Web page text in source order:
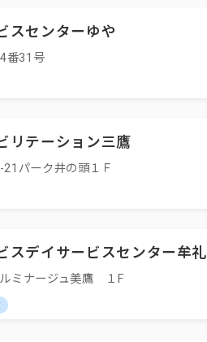
スセンターゆや
番31号
リテーション三鷹
パーク井の頭１Ｆ
スデイサービスセンター牟礼
ミナージュ美鷹 １F